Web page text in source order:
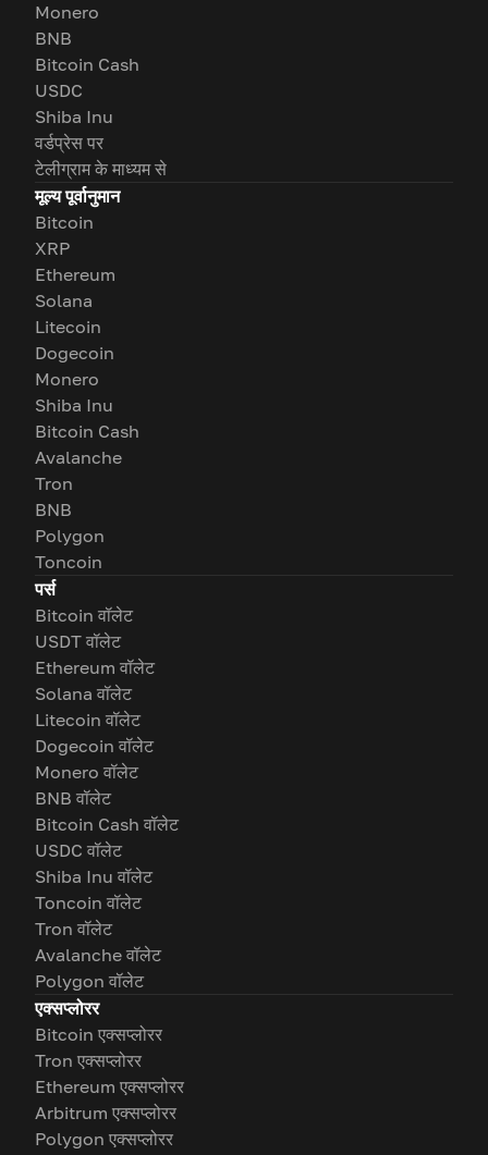
Monero
BNB
Bitcoin Cash
USDC
Shiba Inu
वर्डप्रेस पर
टेलीग्राम के माध्यम से
मूल्य पूर्वानुमान
Bitcoin
XRP
Ethereum
Solana
Litecoin
Dogecoin
Monero
Shiba Inu
Bitcoin Cash
Avalanche
Tron
BNB
Polygon
Toncoin
पर्स
Bitcoin वॉलेट
USDT वॉलेट
Ethereum वॉलेट
Solana वॉलेट
Litecoin वॉलेट
Dogecoin वॉलेट
Monero वॉलेट
BNB वॉलेट
Bitcoin Cash वॉलेट
USDC वॉलेट
Shiba Inu वॉलेट
Toncoin वॉलेट
Tron वॉलेट
Avalanche वॉलेट
Polygon वॉलेट
एक्सप्लोरर
Bitcoin एक्सप्लोरर
Tron एक्सप्लोरर
Ethereum एक्सप्लोरर
Arbitrum एक्सप्लोरर
Polygon एक्सप्लोरर